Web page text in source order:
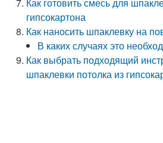
гипсокартона
Как наносить шпаклевку на
В каких случаях это
Как выбрать подходящий
шпаклевки потолка из